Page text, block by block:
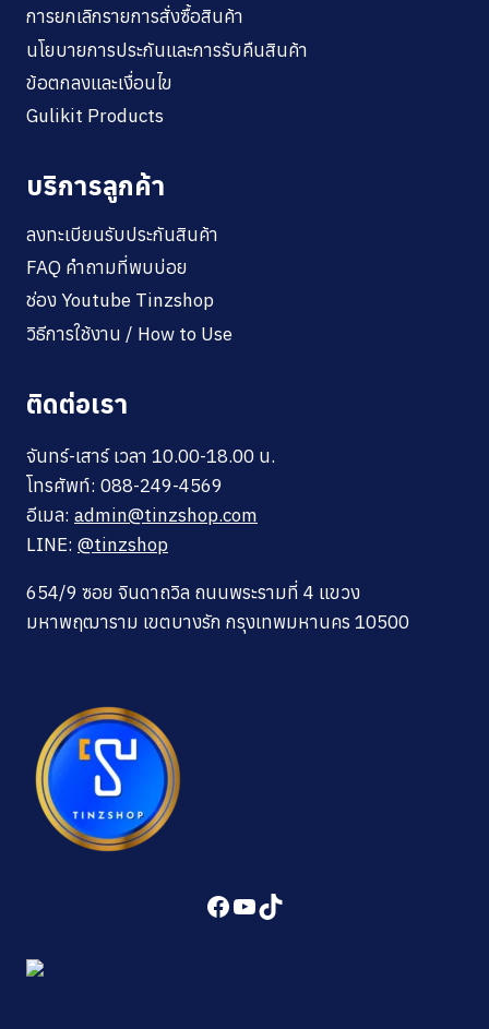
การยกเลิกรายการสั่งซื้อสินค้า
นโยบายการประกันและการรับคืนสินค้า
ข้อตกลงและเงื่อนไข
Gulikit Products
บริการลูกค้า
ลงทะเบียนรับประกันสินค้า
FAQ คำถามที่พบบ่อย
ช่อง Youtube Tinzshop
วิธีการใช้งาน / How to Use
ติดต่อเรา
จันทร์-เสาร์ เวลา 10.00-18.00 น.
โทรศัพท์: 088-249-4569
อีเมล: admin@tinzshop.com
LINE: @tinzshop
654/9 ซอย จินดาถวิล ถนนพระรามที่ 4 แขวง
มหาพฤฒาราม เขตบางรัก กรุงเทพมหานคร 10500
Facebook
YouTube
TikTok